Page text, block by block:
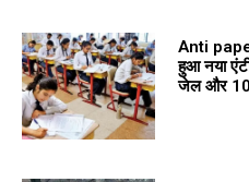
Anti
हुआ नया
जेल और 10